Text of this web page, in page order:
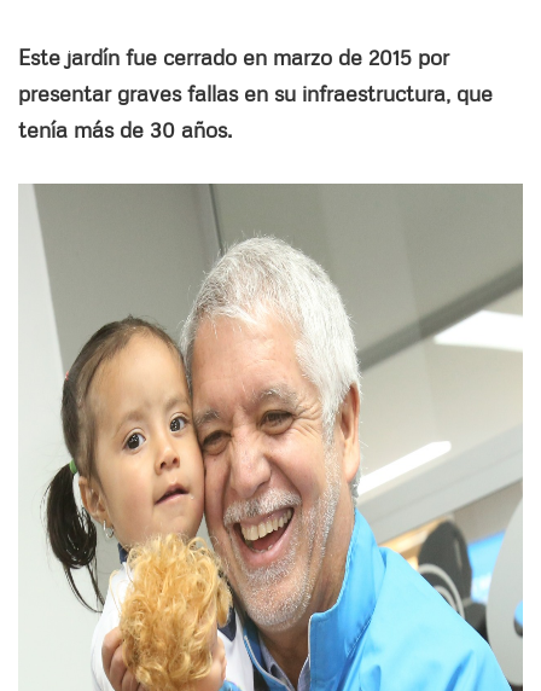
Este jardín fue cerrado en marzo de 2015 por
presentar graves fallas en su infraestructura, que
tenía más de 30 años.